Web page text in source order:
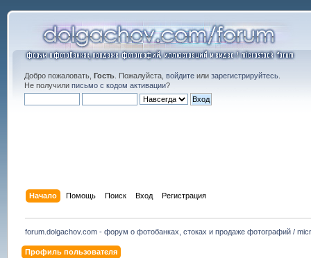
Добро пожаловать, Гость. Пожалуйста, войдитеили зарегистрируйтесь.
Не получили письмо с кодом активации?
Начало Помощь Поиск Вход Регистрация
forum.dolgachov.com - форум о фотобанках, стоках и продаже фотографий /
Профиль пользователя